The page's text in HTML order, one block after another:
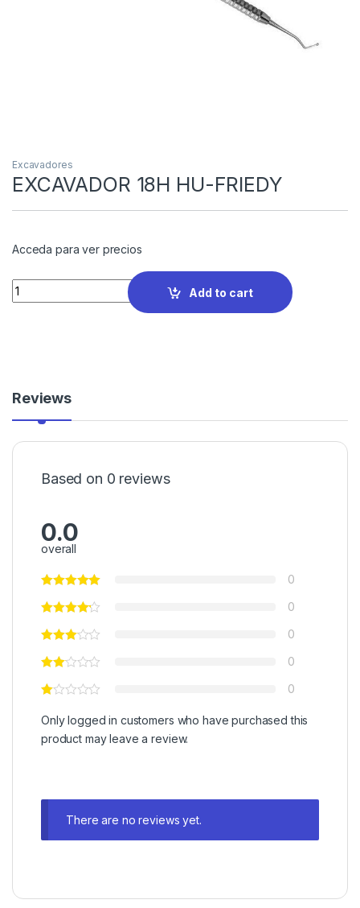
Excavadores
EXCAVADOR 18H HU-FRIEDY
Acceda para ver precios
Quantity
Add to cart
Reviews
Based on 0 reviews
0.0
overall
0
0
0
0
0
Only logged in customers who have purchased this
product may leave a review.
There are no reviews yet.